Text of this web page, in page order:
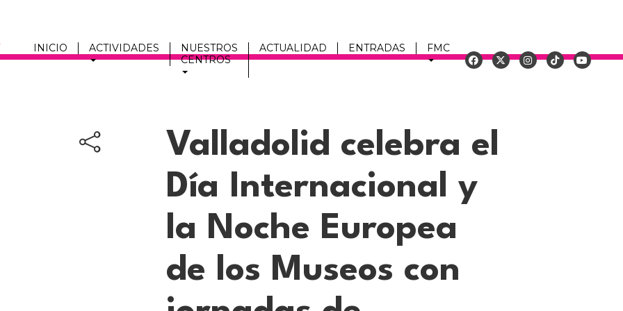
fmc
INICIO ACTIVIDADES
NUESTROS
CENTROS
ACTUALIDAD ENTRADAS FMC
Valladolid celebra el
Día Internacional y
la Noche Europea
de los Museos con